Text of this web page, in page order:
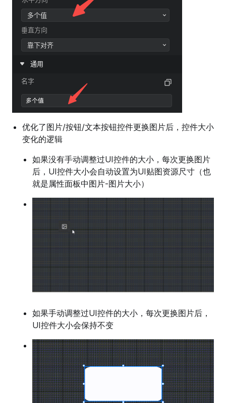
优化了图片/按钮/文本按钮控件更换图片后，控件大小
变化的逻辑
如果没有手动调整过UI控件的大小，每次更换图片
后，UI控件大小会自动设置为UI贴图资源尺寸（也
就是属性面板中图片-图片大小）
如果手动调整过UI控件的大小，每次更换图片后，
UI控件大小会保持不变